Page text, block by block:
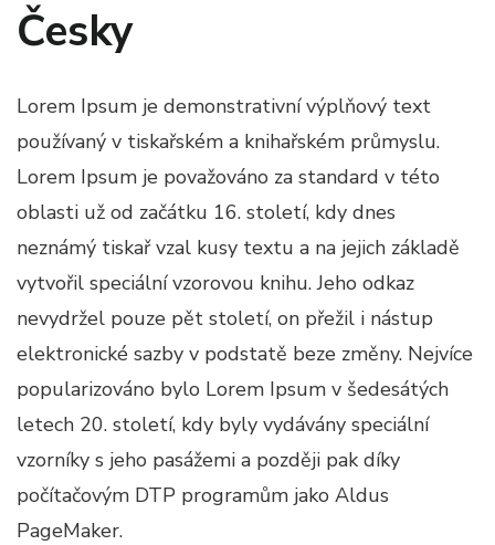
Česky
Lorem Ipsum je demonstrativní výplňový text
používaný v tiskařském a knihařském průmyslu.
Lorem Ipsum je považováno za standard v této
oblasti už od začátku 16. století, kdy dnes
neznámý tiskař vzal kusy textu a na jejich základě
vytvořil speciální vzorovou knihu. Jeho odkaz
nevydržel pouze pět století, on přežil i nástup
elektronické sazby v podstatě beze změny. Nejvíce
popularizováno bylo Lorem Ipsum v šedesátých
letech 20. století, kdy byly vydávány speciální
vzorníky s jeho pasážemi a později pak díky
počítačovým DTP programům jako Aldus
PageMaker.